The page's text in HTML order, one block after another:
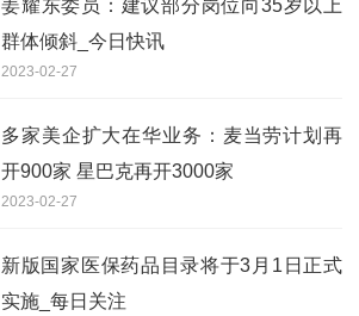
姜耀东委员：建议部分岗位向35岁以上
群体倾斜_今日快讯
2023-02-27
多家美企扩大在华业务：麦当劳计划再
开900家 星巴克再开3000家
2023-02-27
新版国家医保药品目录将于3月1日正式
实施_每日关注